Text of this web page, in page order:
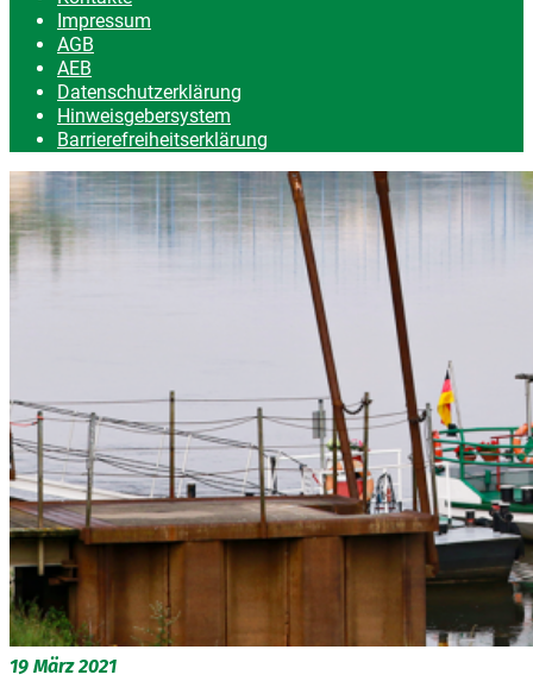
Impressum
AGB
AEB
Datenschutzerklärung
Hinweisgebersystem
Barrierefreiheitserklärung
19 März 2021